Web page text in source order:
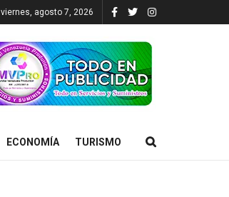
viernes, agosto 7, 2026
ECONOMÍA TURISMO